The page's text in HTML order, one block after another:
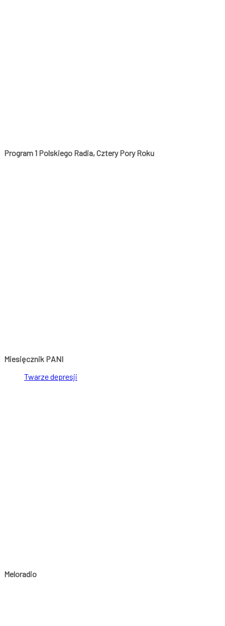
Program 1 Polskiego Radia, Cztery Pory Roku
Miesięcznik PANI
Twarze depresji
Meloradio